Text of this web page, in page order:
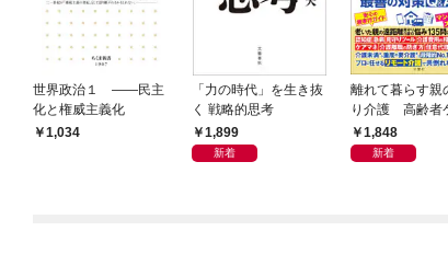
世界政治１ ――民主
化と権威主義化
1,034
「力の時代」を生き抜
く 戦略的思考
1,899
新着
離れて暮らす親
り介護 高齢者
専門家が教える
対策Q＆A大全
1,848
新着